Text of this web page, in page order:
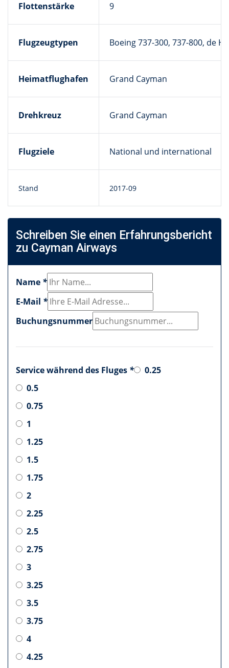
Stand 2017-09
Flottenstärke 9
Flugzeugtypen Boeing 737-300, 737-800, de
Heimatflughafen Grand Cayman
Drehkreuz Grand Cayman
Flugziele National und international
Schreiben Sie einen Erfahrungsbericht
zu Cayman Airways
Name *
E-Mail *
Buchungsnummer
Service während des Fluges *
0.25
0.5
0.75
1
1.25
1.5
1.75
2
2.25
2.5
2.75
3
3.25
3.5
3.75
4
4.25